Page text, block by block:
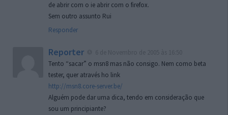
de abrir com o ie abrir com o firefox.
Sem outro assunto Rui
Responder
Reporter
Tento “sacar” o msn8 mas não consigo. Nem como beta
tester, quer através ho link
http://msn8.core-server.be/
Alguém pode dar uma dica, tendo em consideração que
sou um principiante?